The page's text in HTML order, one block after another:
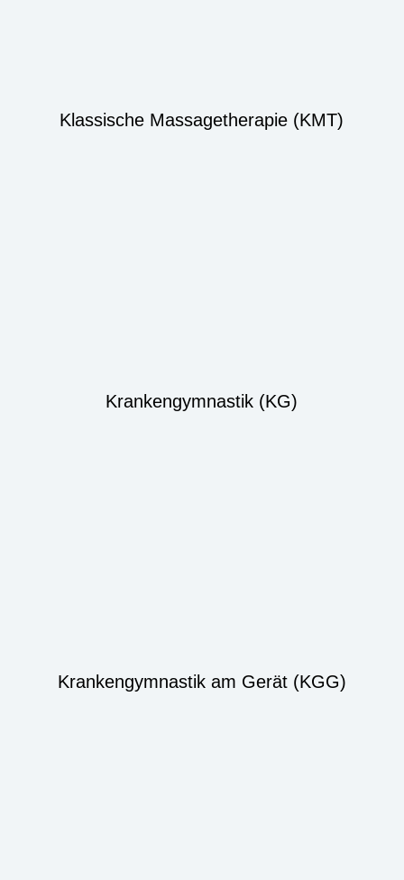
Klassische Massagetherapie (KMT)
Krankengymnastik (KG)
Krankengymnastik am Gerät (KGG)